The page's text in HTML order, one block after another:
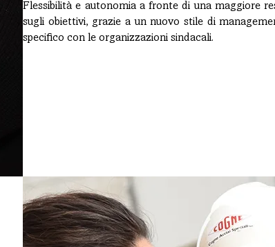
Flessibilità e autonomia a fronte di una maggiore
sugli obiettivi, grazie a un nuovo stile di
specifico con le organizzazioni sindacali.